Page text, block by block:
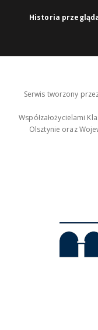
Historia
Serwis tworzony
Współzałożycielami
Olsztynie oraz